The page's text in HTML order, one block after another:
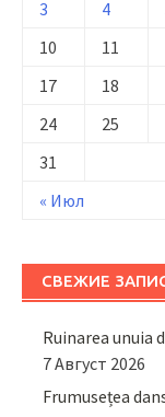
« Июл
3
4
10
11
17
18
24
25
31
СВЕЖИЕ
Ruinarea unuia
7 Август 2026
Frumusețea